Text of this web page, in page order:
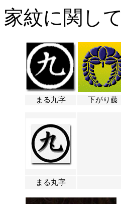
家紋に関して
まる九字 下がり藤
まる丸字